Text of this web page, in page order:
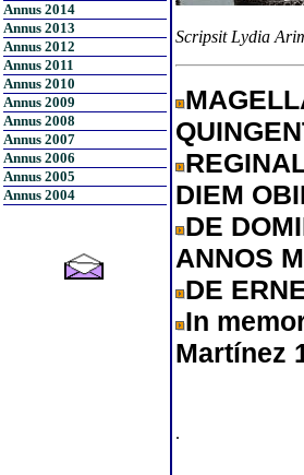
Annus 2014
Annus 2013
Annus 2012
Annus 2011
Annus 2010
Annus 2009
Annus 2008
Annus 2007
Annus 2006
Annus 2005
Annus 2004
Scripsit Lydia
DIEM
DE
ANNOS
DE
In
Martínez
.